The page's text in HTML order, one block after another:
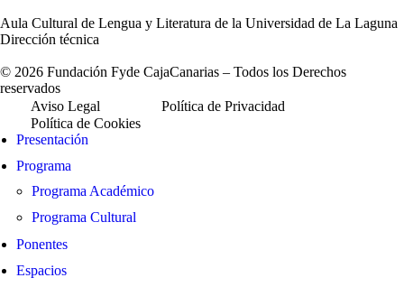
Aula Cultural de Lengua y Literatura de la Universidad de La Laguna
Dirección técnica
© 2026 Fundación Fyde CajaCanarias – Todos los Derechos
reservados
Aviso Legal
Política de Privacidad
Política de Cookies
Presentación
Programa
Programa Académico
Programa Cultural
Ponentes
Espacios